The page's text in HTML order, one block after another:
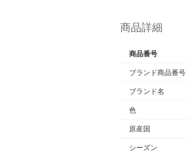
商品詳細
商品番号
ブランド商品番号
ブランド名
色
原産国
シーズン